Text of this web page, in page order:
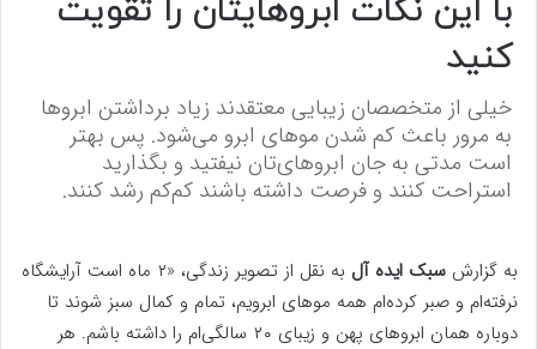
با این نکات ابروهایتان را تقویت
کنید
خیلی از متخصصان زیبایی معتقدند زیاد برداشتن ابرو‌ها
به مرور باعث کم شدن مو‌های ابرو می‌شود. پس بهتر
است مدتی به جان ابروهای‌تان نیفتید و بگذارید
استراحت کنند و فرصت داشته باشند کم‌کم رشد کنند.
به گزارش سبک ایده آل
به نقل از تصویر زندگی، «۲ ماه است آرایشگاه
نرفته‌ام و صبر کرده‌ام همه مو‌های ابرویم، تمام و کمال سبز شوند تا
دوباره همان ابرو‌های پهن و زیبای ۲۰ سالگی‌ام را داشته باشم. هر